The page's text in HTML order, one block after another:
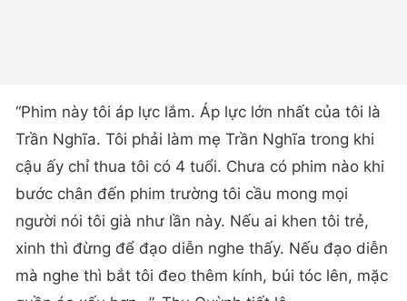
“Phim này tôi áp lực lắm. Áp lực lớn nhất của tôi là
Trần Nghĩa. Tôi phải làm mẹ Trần Nghĩa trong khi
cậu ấy chỉ thua tôi có 4 tuổi. Chưa có phim nào khi
bước chân đến phim trường tôi cầu mong mọi
người nói tôi già như lần này. Nếu ai khen tôi trẻ,
xinh thì đừng để đạo diễn nghe thấy. Nếu đạo diễn
mà nghe thì bắt tôi đeo thêm kính, búi tóc lên, mặc